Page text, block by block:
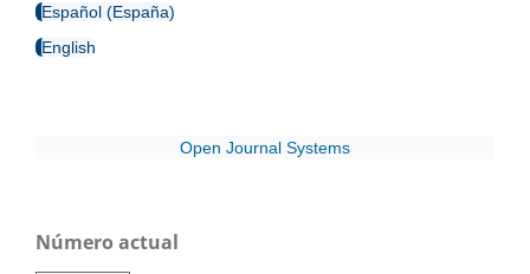
Español (España)
English
Open Journal Systems
Número actual